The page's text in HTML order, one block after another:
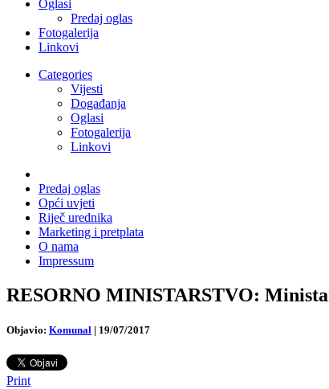
Oglasi
Predaj oglas
Fotogalerija
Linkovi
Categories
Vijesti
Događanja
Oglasi
Fotogalerija
Linkovi
Predaj oglas
Opći uvjeti
Riječ urednika
Marketing i pretplata
O nama
Impressum
RESORNO MINISTARSTVO:
Objavio: Komunal | 19/07/2017
Print